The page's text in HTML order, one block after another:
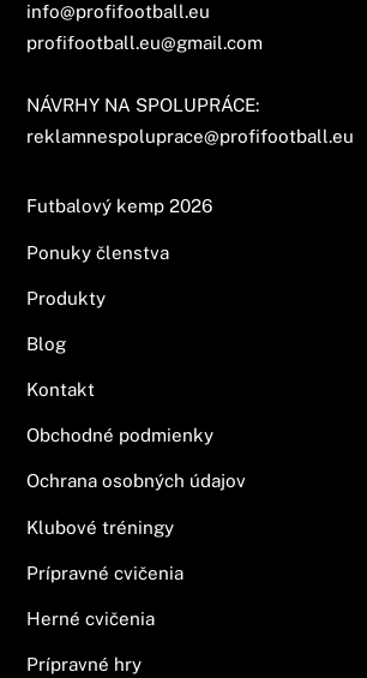
info@profifootball.eu
profifootball.eu@gmail.com
NÁVRHY NA SPOLUPRÁCE:
reklamnespoluprace@profifootball.eu
Futbalový kemp 2026
Ponuky členstva
Produkty
Blog
Kontakt
Obchodné podmienky
Ochrana osobných údajov
Klubové tréningy
Prípravné cvičenia
Herné cvičenia
Prípravné hry